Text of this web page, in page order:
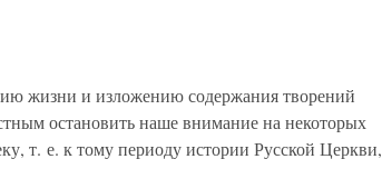
жизни и изложению содержания творений
остановить наше внимание на некоторых
т. е. к тому периоду истории Русской Церкви,